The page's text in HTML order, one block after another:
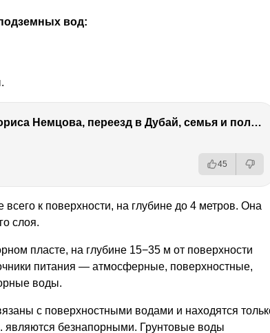
вод:
Антон Немцов — убийство Бориса Немцова, переезд в Дубай, семья и политика
45
к поверхности, на глубине до 4 метров. Она
слоя.
пласте, на глубине 15−35 м от поверхности
питания — атмосферные, поверхностные,
воды.
с поверхностными водами и находятся
безнапорными. Грунтовые воды